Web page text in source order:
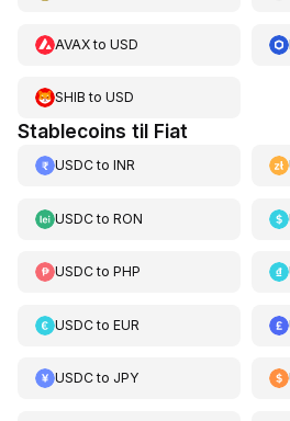
AVAXto USD
SHIB to USD
Stablecoins til Fiat
USDCto INR
USDCto RON
USDCto PHP
USDCto EUR
USDCto JPY